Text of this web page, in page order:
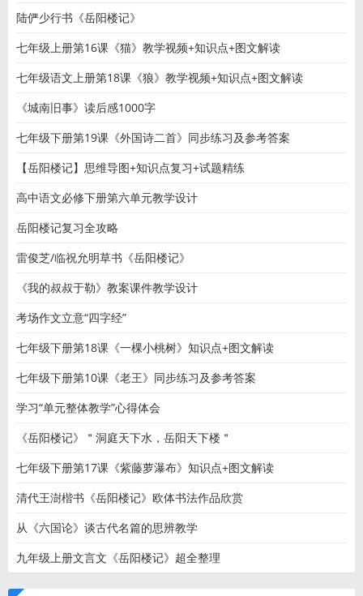
陆俨少行书《岳阳楼记》
七年级上册第16课《猫》教学视频+知识点+图文解读
七年级语文上册第18课《狼》教学视频+知识点+图文解读
《城南旧事》读后感1000字
七年级下册第19课《外国诗二首》同步练习及参考答案
【岳阳楼记】思维导图+知识点复习+试题精练
高中语文必修下册第六单元教学设计
岳阳楼记复习全攻略
雷俊芝/临祝允明草书《岳阳楼记》
《我的叔叔于勒》教案课件教学设计
考场作文立意“四字经”
七年级下册第18课《一棵小桃树》知识点+图文解读
七年级下册第10课《老王》同步练习及参考答案
学习“单元整体教学”心得体会
《岳阳楼记》＂洞庭天下水，岳阳天下楼＂
七年级下册第17课《紫藤萝瀑布》知识点+图文解读
清代王澍楷书《岳阳楼记》欧体书法作品欣赏
从《六国论》谈古代名篇的思辨教学
九年级上册文言文《岳阳楼记》超全整理